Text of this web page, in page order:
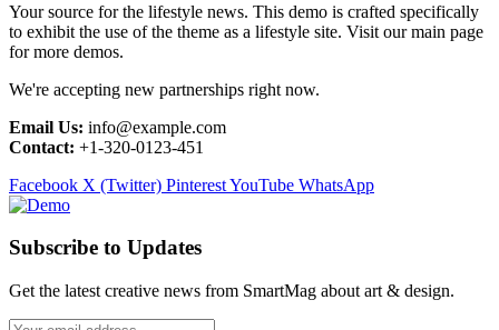
Your source for the lifestyle news. This demo is crafted specifically
to exhibit the use of the theme as a lifestyle site. Visit our main page
for more demos.
We're accepting new partnerships right now.
Email Us: info@example.com
Contact: +1-320-0123-451
Facebook X (Twitter) PinterestYouTube WhatsApp
Subscribe to Updates
Get the latest creative news from SmartMag about art & design.